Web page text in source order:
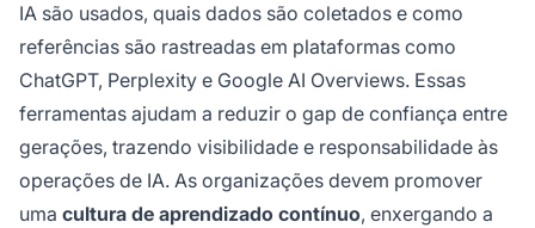
IA são usados, quais dados são coletados e como
referências são rastreadas em plataformas como
ChatGPT, Perplexity e Google AI Overviews. Essas
ferramentas ajudam a reduzir o gap de confiança entre
gerações, trazendo visibilidade e responsabilidade às
operações de IA. As organizações devem promover
uma cultura de aprendizado contínuo, enxergando a